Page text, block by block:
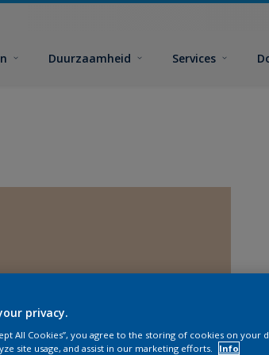
Duurzaamheid Services
privacy.
All Cookies”, you agree to the storing of cookies on your
site usage, and assist in our marketing efforts.
Info